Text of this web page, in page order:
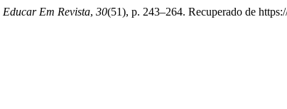
Educar Em Revista, 30(51), p. 243–264. Recuperado de